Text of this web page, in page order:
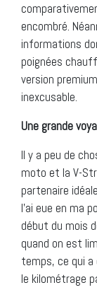
encombré.
informations
poignées
version
inexcusable.
Une grande
Il y a peu de
moto et la V-
partenaire
l’ai eue en ma
début du mois
quand on est
temps, ce qui
le kilométrage